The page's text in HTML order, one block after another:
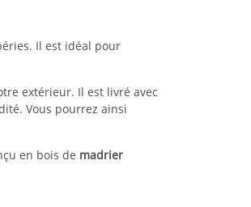
Il est idéal pour
extérieur. Il est livré avec
Vous pourrez ainsi
en bois de madrier